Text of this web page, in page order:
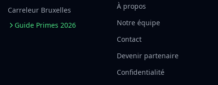
Carreleur Bruxelles
Guide Primes 2026
À propos
Notre équipe
Contact
Devenir partenaire
Confidentialité